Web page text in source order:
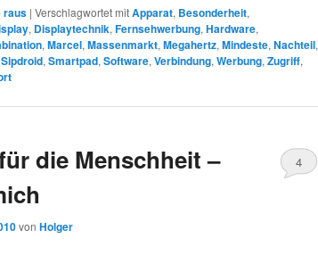
raus | Verschlagwortet mitApparat, Besonderheit,
, Displaytechnik, Fernsehwerbung, Hardware,
, Marcel, Massenmarkt, Megahertz, Mindeste, Nachteil,
Sipdroid, Smartpad, Software, Verbindung, Werbung, Zugriff,
die Menschheit –
von Holger
4